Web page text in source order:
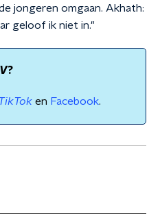
jongeren omgaan. Akhath:
geloof ik niet in."
?
TikTok en Facebook.